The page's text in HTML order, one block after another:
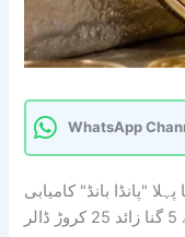
WhatsApp
"پانڈا بانڈ" کامیابی
سے جاری کر دیا، جس سے اصل رقم سے 5 گنا زائد 25 کروڑ ڈالر